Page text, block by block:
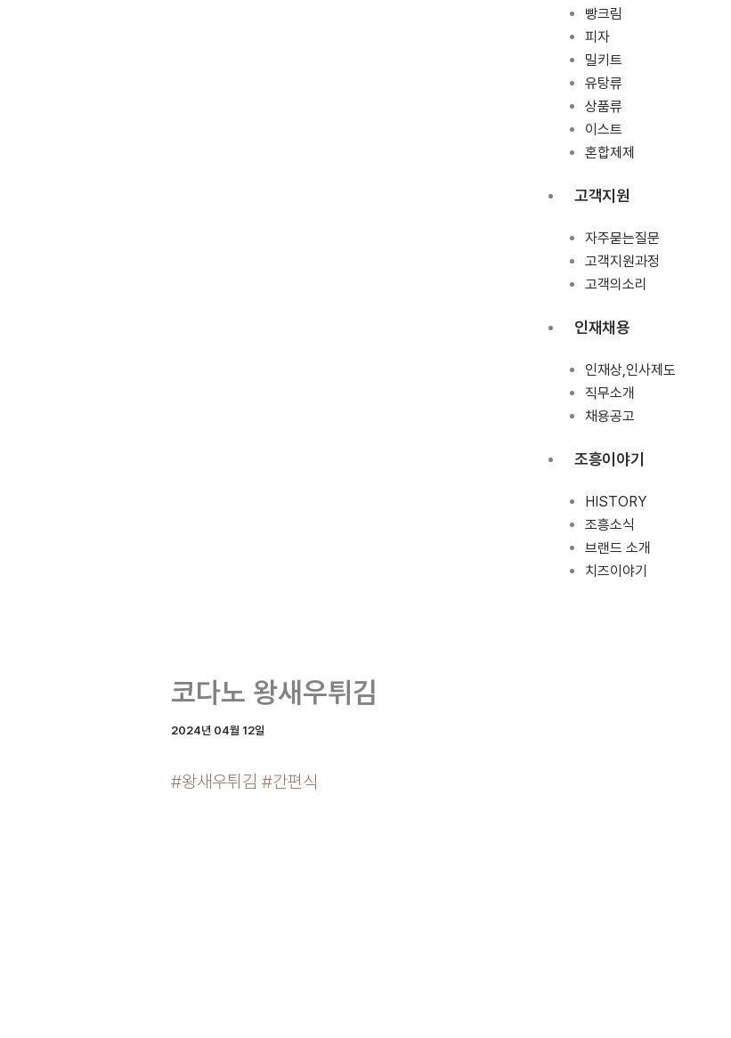
빵크림
피자
밀키트
유탕류
상품류
이스트
혼합제제
고객지원
자주묻는질문
고객지원과정
고객의소리
인재채용
인재상,인사제도
직무소개
채용공고
조흥이야기
HISTORY
조흥소식
브랜드 소개
치즈이야기
코다노 왕새우튀김
2024년 04월 12일
#왕새우튀김 #간편식